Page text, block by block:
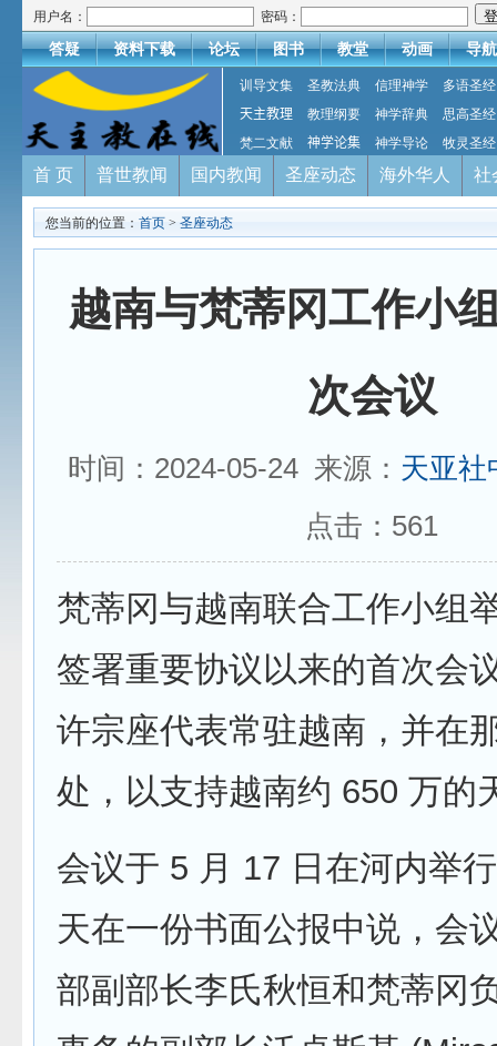
用户名： 密码：
答疑 资料下载 论坛 图书 教堂 动画 导航
训导文集 圣教法典 信理神学
多语圣经
天主教理
教理纲要 神学辞典
思高圣经
梵二文献
神学论集 神学导论 牧灵圣经
首 页 普世教闻 国内教闻 圣座动态 海外华人 社
您当前的位置： 首页 > 圣座动态
越南与梵蒂冈工作小
次会议
时间：2024-05-24 来源： 天亚社
点击： 561
梵蒂冈与越南联合工作小组
签署重要协议以来的首次会
许宗座代表常驻越南，并在
处，以支持越南约 650 万的
会议于 5 月 17 日在河内举
天在一份书面公报中说，会
部副部长李氏秋恒和梵蒂冈